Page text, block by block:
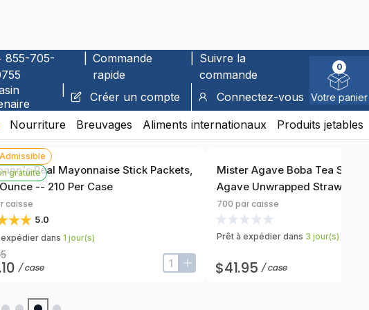
855-705-
Commande
rapide
Suivre la
commande
Créer un compte Connectez-vous
0
Votre panier
Nourriture Breuvages Aliments internationaux Produits jetables
gratuiteReal Mayonnaise Stick Packets,
-- 210 Per Case
caisse
5.0
dans 1 jour(s)
/case input-label
button-plus
Mister Agave Boba Tea
Agave Unwrapped Straw,
Per Case
700 par caisse
Prêt à expédier dans 3 jour(s)
$41.95 /case